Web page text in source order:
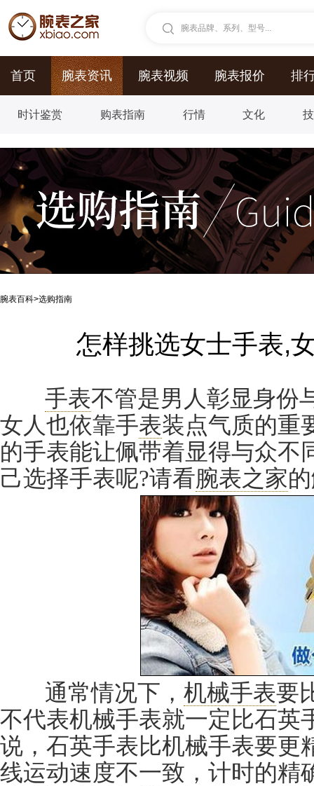
腕表品牌、系列、型号...
首页 腕表资讯 腕表视频 腕表报价 排
时计鉴赏 购表指南 行情 文化
腕表百科>选购指南
怎样挑选女士手表,
手表不管是男人彰显身份
女人也依靠手表装点气质的重
的手表能让佩带着显得与众不
己选择手表呢?请看腕表之家
通常情况下， 机械手表要
不代表机械手表就一定比石英
说，石英手表比机械手表要更
线运动速度不一致，计时的精